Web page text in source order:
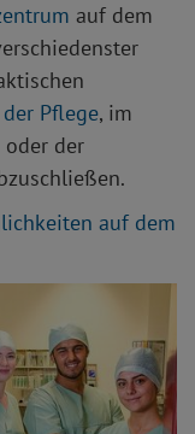
auf dem
Pflege, im
oder der
auf dem